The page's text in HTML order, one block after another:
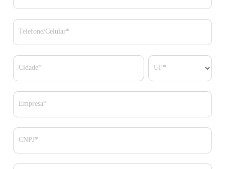
Telefone/Celular*
Cidade* UF*
Empresa*
CNPJ*